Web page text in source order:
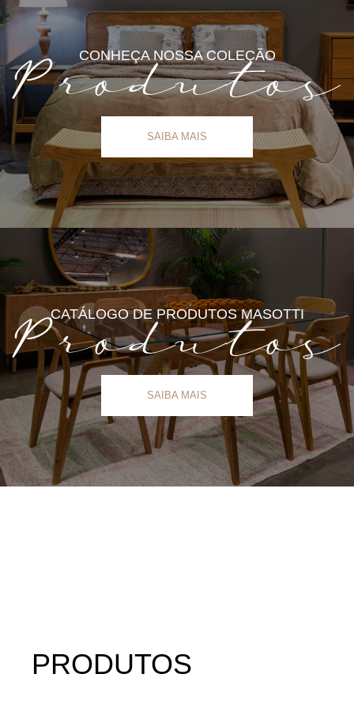
CONHEÇA NOSSA COLEÇÃO
Produtos
SAIBA MAIS
CATÁLOGO DE PRODUTOS MASOTTI
Produtos
SAIBA MAIS
PRODUTOS